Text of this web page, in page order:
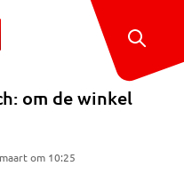
om de winkel
om 10:25